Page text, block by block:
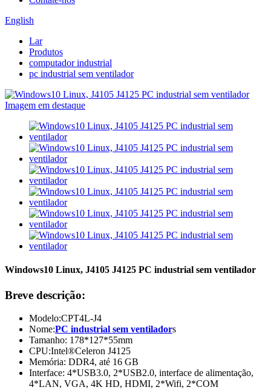
English
Lar
Produtos
computador industrial
pc industrial sem ventilador
Windows10 Linux, J4105 J4125 PC industrial sem ventilador
Breve descrição:
Modelo:CPT4L-J4
Nome:PC industrial sem ventiladors
Tamanho: 178*127*55mm
CPU:Intel®Celeron J4125
Memória: DDR4, até 16 GB
Interface: 4*USB3.0, 2*USB2.0, interface de alimentação,
4*LAN, VGA, 4K HD, HDMI, 2*Wifi, 2*COM